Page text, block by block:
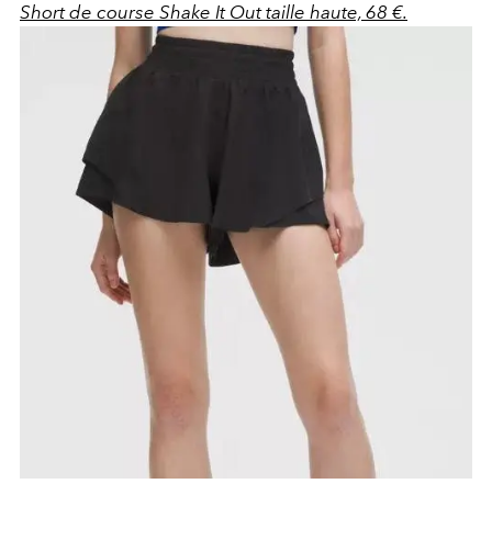
Short de course Shake It Out taille haute, 68 €.